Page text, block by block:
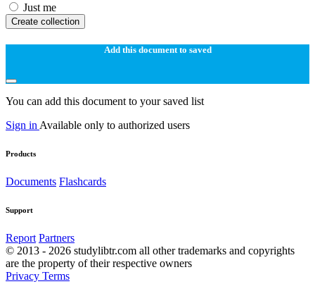
Just me
Create collection
Add this document to saved
You can add this document to your saved list
Sign in Available only to authorized users
Products
Documents Flashcards
Support
Report Partners
© 2013 - 2026 studylibtr.com all other trademarks and copyrights
are the property of their respective owners
Privacy Terms